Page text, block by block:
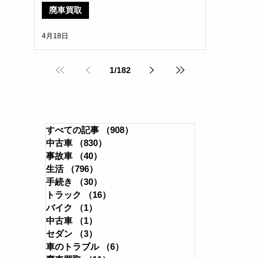
廃車買取
4月18日
1/182
すべての記事 （908）
中古車
（830）
事故車
（40）
生活
（796）
手続き
（30）
トラック
（16）
バイク
（1）
中古車
（1）
セダン
（3）
車のトラブル
（6）